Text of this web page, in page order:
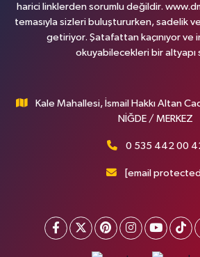
harici linklerden sorumlu değildir.
temasıyla sizleri buluştururken, sadelik
getiriyor. Şatafattan kaçınıyor ve
okuyabilecekleri bir altyapı
Kale Mahallesi, İsmail Hakkı Altan
NİĞDE / MERKEZ
0 535 442 00
[email